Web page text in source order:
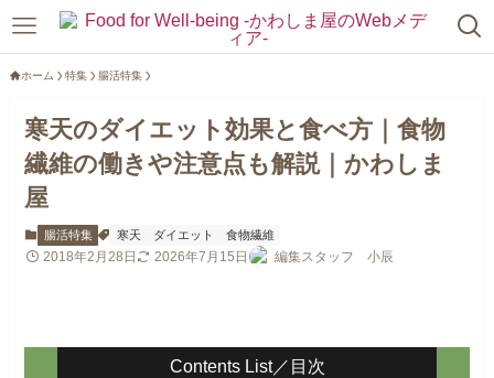
ホーム 特集 腸活特集
寒天のダイエット効果と食べ方｜食物
繊維の働きや注意点も解説｜かわしま
屋
腸活特集 寒天 ダイエット 食物繊維
2018年2月28日 2026年7月15日 編集スタッフ 小辰
Contents List／目次